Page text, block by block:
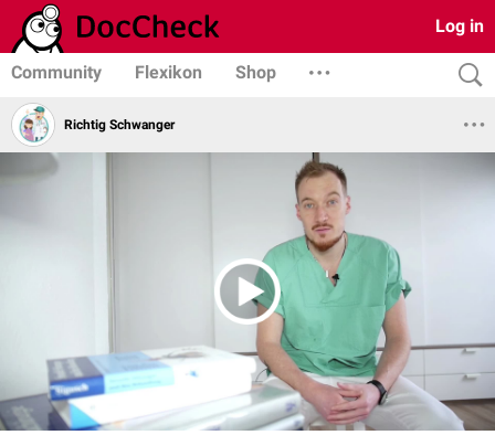
Log in
Community Flexikon Shop
Richtig Schwanger